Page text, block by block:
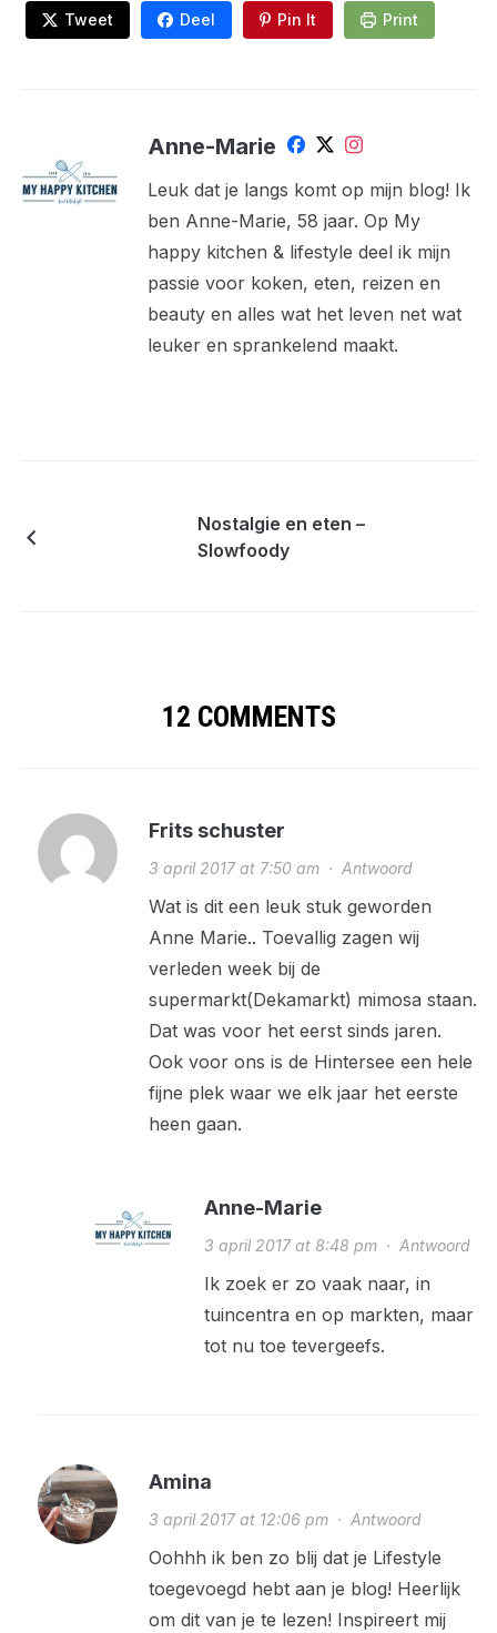
Tweet Deel Pin It Print
Anne-Marie
Leuk dat je langs komt op mijn blog! Ik
ben Anne-Marie, 58 jaar. Op My
happy kitchen & lifestyle deel ik mijn
passie voor koken, eten, reizen en
beauty en alles wat het leven net wat
leuker en sprankelend maakt.
Nostalgie en eten –
Slowfoody
12 COMMENTS
Frits schuster
3 april 2017 at 7:50 am· Antwoord
Wat is dit een leuk stuk geworden
Anne Marie.. Toevallig zagen wij
verleden week bij de
supermarkt(Dekamarkt) mimosa staan.
Dat was voor het eerst sinds jaren.
Ook voor ons is de Hintersee een hele
fijne plek waar we elk jaar het eerste
heen gaan.
Anne-Marie
3 april 2017 at 8:48 pm· Antwoord
Ik zoek er zo vaak naar, in
tuincentra en op markten, maar
tot nu toe tevergeefs.
Amina
3 april 2017 at 12:06 pm· Antwoord
Oohhh ik ben zo blij dat je Lifestyle
toegevoegd hebt aan je blog! Heerlijk
om dit van je te lezen! Inspireert mij